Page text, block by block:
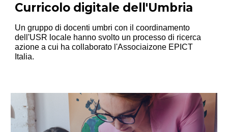
Curricolo digitale dell'Umbria
Un gruppo di docenti umbri con il coordinamento
dell'USR locale hanno svolto un processo di ricerca
azione a cui ha collaborato l'Associaizone EPICT
Italia.